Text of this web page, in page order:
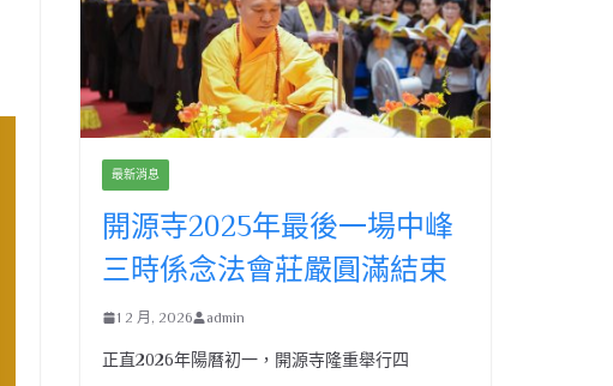
最新消息
開源寺2025年最後一場中峰
三時係念法會莊嚴圓滿結束
1 2 月, 2026 admin
正直2026年陽曆初一，開源寺隆重舉行四